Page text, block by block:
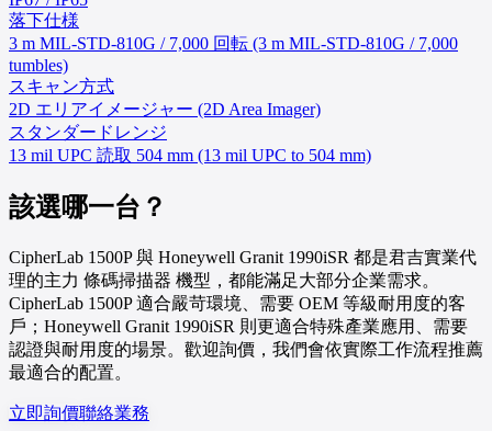
落下仕様
3 m MIL-STD-810G / 7,000 回転 (3 m MIL-STD-810G / 7,000
tumbles)
スキャン方式
2D エリアイメージャー (2D Area Imager)
スタンダードレンジ
13 mil UPC 読取 504 mm (13 mil UPC to 504 mm)
該選哪一台？
CipherLab 1500P 與 Honeywell Granit 1990iSR 都是君吉實業代
理的主力 條碼掃描器 機型，都能滿足大部分企業需求。
CipherLab 1500P 適合嚴苛環境、需要 OEM 等級耐用度的客
戶；Honeywell Granit 1990iSR 則更適合特殊產業應用、需要
認證與耐用度的場景。歡迎詢價，我們會依實際工作流程推薦
最適合的配置。
立即詢價聯絡業務